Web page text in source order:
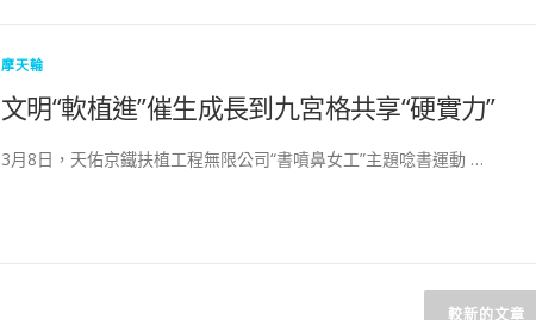
摩天輪
文明“軟植進”催生成長到九宮格共享“硬實力”
3月8日，天佑京鐵扶植工程無限公司“書噴鼻女工”主題唸書運動 …
較新的文章